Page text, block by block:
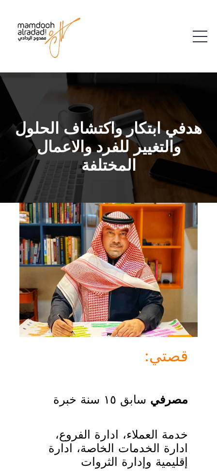
هدفي ابتكار واكتشاف الحلول
والتغيير للفرد والاعمال
المختلفة
:قصتي
مصرفي سابق ١٥ سنة خبرة
خدمة العملاء، ادارة الفروع،
ادارة الخدمات الخاصة، ادارة
إقليمية وإدارة الثروات